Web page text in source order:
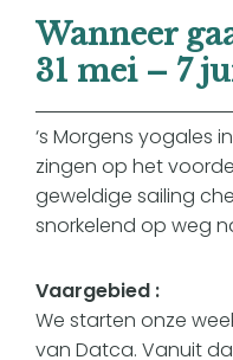
Wanneer
31 mei – 7
‘s Morgens yogales
zingen op het
geweldige sailing
snorkelend op weg
Vaargebied :
We starten onze
van Datca. Vanuit